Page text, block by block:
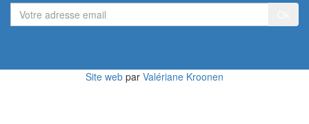
Votre
adresse
Site web par Valériane Kroonen